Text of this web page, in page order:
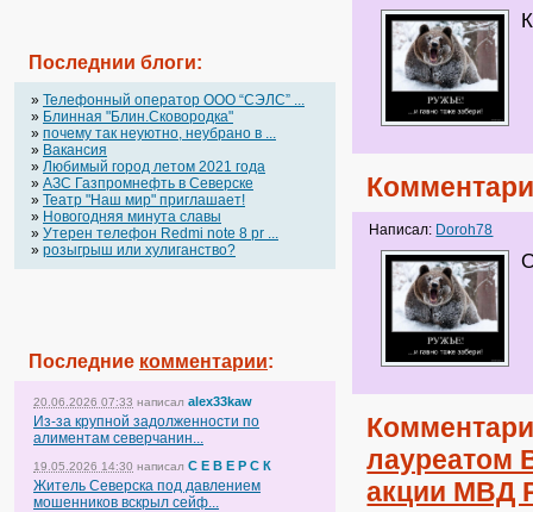
Последнии блоги:
» Телефонный оператор OOO “СЭЛС” ...
» Блинная "Блин.Сковородка"
» почему так неуютно, неубрано в ...
» Вакансия
» Любимый город летом 2021 года
» АЗС Газпромнефть в Северске
» Театр "Наш мир" приглашает!
» Новогодняя минута славы
» Утерен телефон Redmi note 8 pr ...
» розыгрыш или хулиганство?
Последние комментарии:
20.06.2026 07:33 написал alex33kaw
Из-за крупной задолженности по
алиментам северчанин...
19.05.2026 14:30 написал С Е В Е Р С К
Житель Северска под давлением
мошенников вскрыл сейф...
Написал: Doroh78
лауреатом
акции МВД